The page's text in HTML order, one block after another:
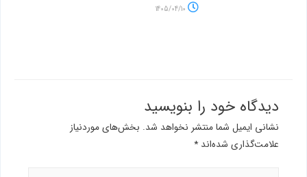
دیدگاه‌ خود را بنویسید
نشانی ایمیل شما منتشر نخواهد شد. بخش‌های موردنیاز
علامت‌گذاری شده‌اند *